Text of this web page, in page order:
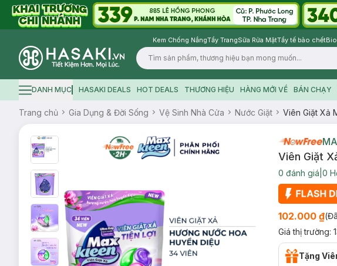
Kem Chống NắngTẩy TrangSữa Rửa MặtTẩy tế bào chết
Logo
Hamburger icon
DANH MỤC HASAKI DEALS HOT DEALS THƯƠNG HIỆU HÀNG MỚI VỀ BÁN CHẠY
Trang chủ Gia Dụng & Đời Sống Vệ Sinh Nhà Cửa Nước Giặt Viên Giặt Xả
Viên Giặt
0 đánh giá 0
102.000 ₫
Giá thị trường:
Tặng